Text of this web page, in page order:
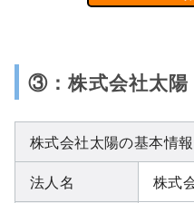
③：株式会社太陽
株式会社太陽の基本情報
法人名
株式